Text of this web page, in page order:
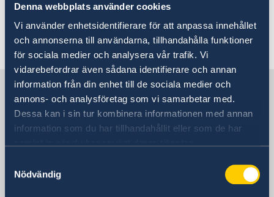
Denna webbplats använder cookies
Vi använder enhetsidentifierare för att anpassa innehållet
och annonserna till användarna, tillhandahålla funktioner
för sociala medier och analysera vår trafik. Vi
vidarebefordrar även sådana identifierare och annan
information från din enhet till de sociala medier och
annons- och analysföretag som vi samarbetar med.
Dessa kan i sin tur kombinera informationen med annan
information som du har tillhandahållit eller som de har
Nödvändig
Data Protection Policy
News
Here you will find news from the
Ministry of Foreign Affairs.
Sweden in Togo
Embassy
Ministry for Foreign Affairs
Office to Support Small Missions Abroad